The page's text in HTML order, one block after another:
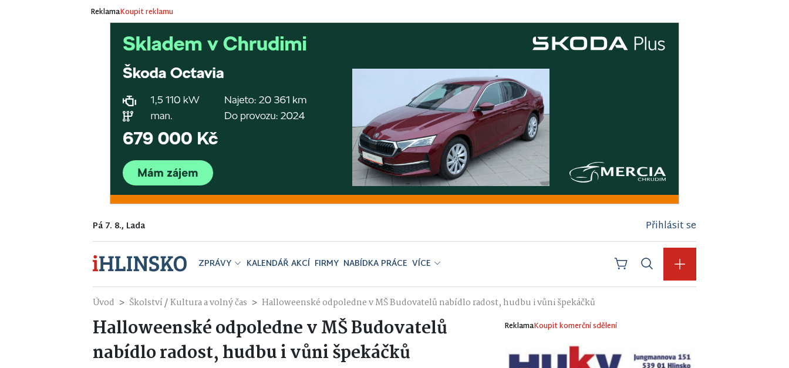
ReklamaKoupit reklamu
Pá 7. 8., Lada Přihlásit se
ZPRÁVY KALENDÁŘ AKCÍ FIRMY NABÍDKA PRÁCE VÍCE
Úvod Školství/Kultura a volný čas Halloweenské odpoledne v MŠ Budovatelů nabídlo radost, hudbu i vůni špekáčků
Halloweenské odpoledne v MŠ Budovatelů
nabídlo radost, hudbu i vůni špekáčků
ReklamaKoupit komerční sdělení